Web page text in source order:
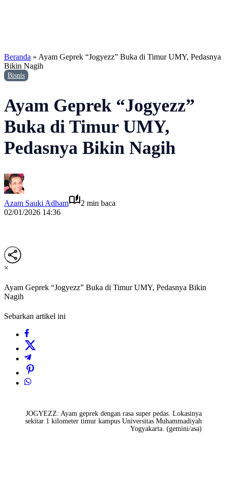
Beranda » Ayam Geprek “Jogyezz” Buka di Timur UMY, Pedasnya
Bikin Nagih
Bisnis
Ayam Geprek “Jogyezz”
Buka di Timur UMY,
Pedasnya Bikin Nagih
Azam Sauki Adham
2 min baca
02/01/2026 14:36
×
Ayam Geprek “Jogyezz” Buka di Timur UMY, Pedasnya Bikin
Nagih
Sebarkan artikel ini
JOGYEZZ: Ayam geprek dengan rasa super pedas. Lokasinya
sekitar 1 kilometer timur kampus Universitas Muhammadiyah
Yogyakarta. (gemini/asa)